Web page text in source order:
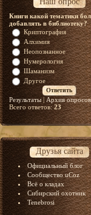
Книги какой тематики
добавлять в библиотеку?
Криптография
Алхимия
Неопознанное
Нумерология
Шаманизм
Другое
Результаты | Архив опросов
Всего ответов:23
Друзья сайта
Официальный блог
Сообщество uCoz
Всё о кладах
Сибирский охотник
Tenebrosi